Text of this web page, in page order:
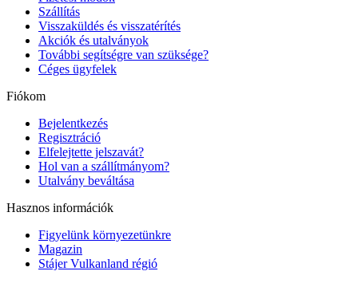
Szállítás
Visszaküldés és visszatérítés
Akciók és utalványok
További segítségre van szüksége?
Céges ügyfelek
Fiókom
Bejelentkezés
Regisztráció
Elfelejtette jelszavát?
Hol van a szállítmányom?
Utalvány beváltása
Hasznos információk
Figyelünk környezetünkre
Magazin
Stájer Vulkanland régió